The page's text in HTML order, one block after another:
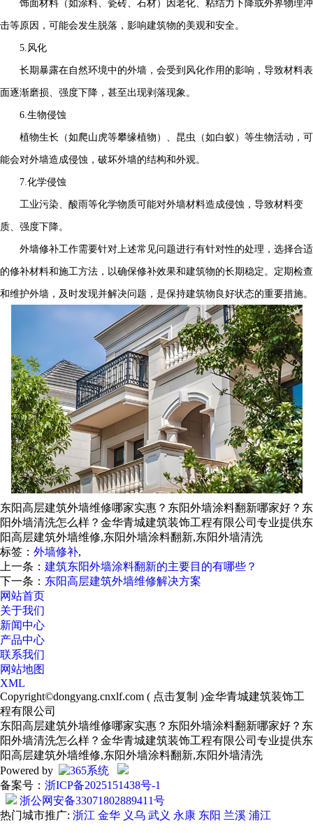
饰面材料（如涂料、瓷砖、石材）因老化、粘结力下降或外界物理冲
击等原因，可能会发生脱落，影响建筑物的美观和安全。
5.风化
长期暴露在自然环境中的外墙，会受到风化作用的影响，导致材料表
面逐渐磨损、强度下降，甚至出现剥落现象。
6.生物侵蚀
植物生长（如爬山虎等攀缘植物）、昆虫（如白蚁）等生物活动，可
能会对外墙造成侵蚀，破坏外墙的结构和外观。
7.化学侵蚀
工业污染、酸雨等化学物质可能对外墙材料造成侵蚀，导致材料变
质、强度下降。
外墙修补工作需要针对上述常见问题进行有针对性的处理，选择合适
的修补材料和施工方法，以确保修补效果和建筑物的长期稳定。定期检查
和维护外墙，及时发现并解决问题，是保持建筑物良好状态的重要措施。
东阳高层建筑外墙维修哪家实惠？东阳外墙涂料翻新哪家好？东
阳外墙清洗怎么样？金华青城建筑装饰工程有限公司专业提供东
阳高层建筑外墙维修,东阳外墙涂料翻新,东阳外墙清洗
标签： 外墙修补,
上一条： 建筑东阳外墙涂料翻新的主要目的有哪些？
下一条： 东阳高层建筑外墙维修解决方案
网站首页
关于我们
新闻中心
产品中心
联系我们
网站地图
XML
Copyright©dongyang.cnxlf.com ( 点击复制 )金华青城建筑装饰工
程有限公司
东阳高层建筑外墙维修哪家实惠？东阳外墙涂料翻新哪家好？东
阳外墙清洗怎么样？金华青城建筑装饰工程有限公司专业提供东
阳高层建筑外墙维修,东阳外墙涂料翻新,东阳外墙清洗
Powered by
备案号： 浙ICP备2025151438号-1
浙公网安备33071802889411号
热门城市推广: 浙江 金华 义乌 武义 永康 东阳 兰溪 浦江